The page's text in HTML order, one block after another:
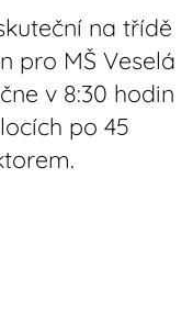
na třídě
pro MŠ Veselá
v 8:30 hodin
po 45